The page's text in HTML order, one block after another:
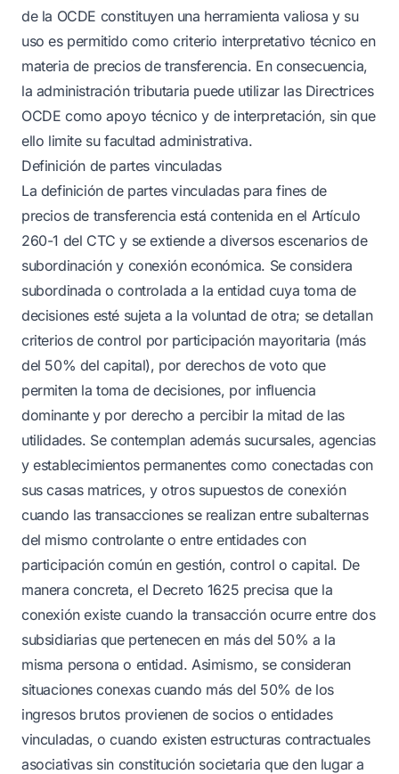
de la OCDE constituyen una herramienta valiosa y su
uso es permitido como criterio interpretativo técnico en
materia de precios de transferencia. En consecuencia,
la administración tributaria puede utilizar las Directrices
OCDE como apoyo técnico y de interpretación, sin que
ello limite su facultad administrativa.
Definición de partes vinculadas
La definición de partes vinculadas para fines de
precios de transferencia está contenida en el Artículo
260-1 del CTC y se extiende a diversos escenarios de
subordinación y conexión económica. Se considera
subordinada o controlada a la entidad cuya toma de
decisiones esté sujeta a la voluntad de otra; se detallan
criterios de control por participación mayoritaria (más
del 50% del capital), por derechos de voto que
permiten la toma de decisiones, por influencia
dominante y por derecho a percibir la mitad de las
utilidades. Se contemplan además sucursales, agencias
y establecimientos permanentes como conectadas con
sus casas matrices, y otros supuestos de conexión
cuando las transacciones se realizan entre subalternas
del mismo controlante o entre entidades con
participación común en gestión, control o capital. De
manera concreta, el Decreto 1625 precisa que la
conexión existe cuando la transacción ocurre entre dos
subsidiarias que pertenecen en más del 50% a la
misma persona o entidad. Asimismo, se consideran
situaciones conexas cuando más del 50% de los
ingresos brutos provienen de socios o entidades
vinculadas, o cuando existen estructuras contractuales
asociativas sin constitución societaria que den lugar a